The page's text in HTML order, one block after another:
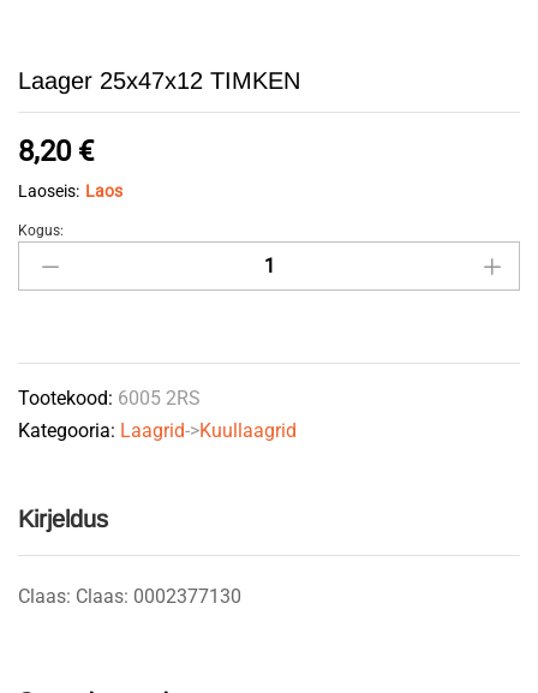
Laager 25x47x12 TIMKEN
8,20 €
Laoseis: Laos
Laager
25x47x12
Kogus:
Tootekood: 6005 2RS
Kategooria: Laagrid->Kuullaagrid
Kirjeldus
Claas: Claas: 0002377130